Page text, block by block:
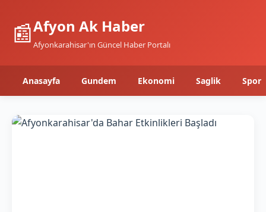
📰Afyon Ak Haber
Afyonkarahisar'ın Güncel Haber Portalı
Anasayfa Gundem Ekonomi Saglik Spor